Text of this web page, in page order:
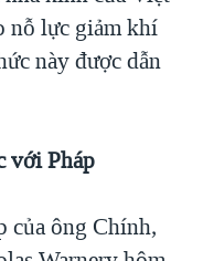
nỗ lực giảm khí
này được dẫn
với Pháp
của ông Chính,